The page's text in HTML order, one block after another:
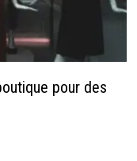
pour des